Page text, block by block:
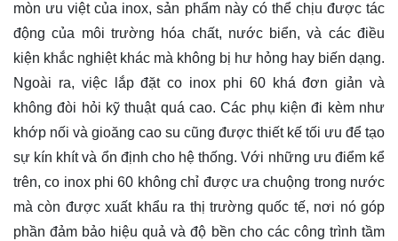
mòn ưu việt của inox, sản phẩm này có thể chịu được tác
động của môi trường hóa chất, nước biển, và các điều
kiện khắc nghiệt khác mà không bị hư hỏng hay biến dạng.
Ngoài ra, việc lắp đặt co inox phi 60 khá đơn giản và
không đòi hỏi kỹ thuật quá cao. Các phụ kiện đi kèm như
khớp nối và gioăng cao su cũng được thiết kế tối ưu để tạo
sự kín khít và ổn định cho hệ thống. Với những ưu điểm kể
trên, co inox phi 60 không chỉ được ưa chuộng trong nước
mà còn được xuất khẩu ra thị trường quốc tế, nơi nó góp
phần đảm bảo hiệu quả và độ bền cho các công trình tầm